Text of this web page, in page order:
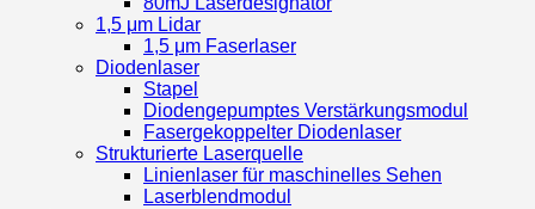
1,5 μm Lidar
1,5 μm Faserlaser
Diodenlaser
Stapel
Diodengepumptes Verstärkungsmodul
Fasergekoppelter Diodenlaser
Strukturierte Laserquelle
Linienlaser für maschinelles Sehen
Laserblendmodul